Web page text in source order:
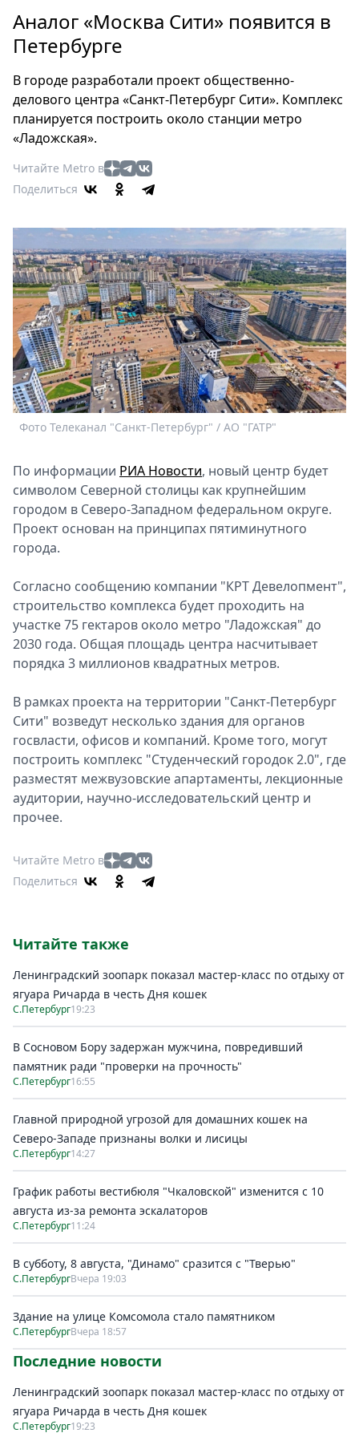
Россия
Мир
Еда
Туризм
Мода
Театр
Кино
Афиша
Книги
Выставки
Пресс-
релизы
О
Metro
Стримы
Спецпроекты
Звезды
Выборы
2026
Metro
Аналог «Москва Сити» появится в
Петербурге
В городе разработали проект общественно-
делового центра «Санкт-Петербург Сити». Комплекс
планируется построить около станции метро
«Ладожская».
Читайте Metro в
Поделиться
Фото Телеканал "Санкт-Петербург" / АО "ГАТР"
По информации РИА Новости, новый центр будет
символом Северной столицы как крупнейшим
городом в Северо-Западном федеральном округе.
Проект основан на принципах пятиминутного
города.
Согласно сообщению компании "КРТ Девелопмент",
строительство комплекса будет проходить на
участке 75 гектаров около метро "Ладожская" до
2030 года. Общая площадь центра насчитывает
порядка 3 миллионов квадратных метров.
В рамках проекта на территории "Санкт-Петербург
Сити" возведут несколько здания для органов
госвласти, офисов и компаний. Кроме того, могут
построить комплекс "Студенческий городок 2.0", где
разместят межвузовские апартаменты, лекционные
аудитории, научно-исследовательский центр и
прочее.
Читайте Metro в
Поделиться
Читайте также
Ленинградский зоопарк показал мастер-класс по отдыху от
ягуара Ричарда в честь Дня кошек
С.Петербург19:23
В Сосновом Бору задержан мужчина, повредивший
памятник ради "проверки на прочность"
С.Петербург16:55
Главной природной угрозой для домашних кошек на
Северо-Западе признаны волки и лисицы
С.Петербург14:27
График работы вестибюля "Чкаловской" изменится с 10
августа из-за ремонта эскалаторов
С.Петербург11:24
В субботу, 8 августа, "Динамо" сразится с "Тверью"
С.ПетербургВчера 19:03
Здание на улице Комсомола стало памятником
С.ПетербургВчера 18:57
Последние новости
Ленинградский зоопарк показал мастер-класс по отдыху от
ягуара Ричарда в честь Дня кошек
С.Петербург19:23